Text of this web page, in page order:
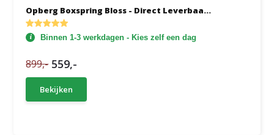
Opberg Boxspring Bloss - Direct Leverbaa...
Binnen 1-3 werkdagen - Kies zelf een dag
899,- 559,-
Bekijken